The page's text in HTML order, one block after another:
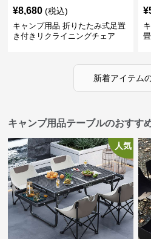
¥8,680 (税込)
キャンプ用品 折りたたみ式足置
き付きリクライニングチェア
¥
新着アイテム
キャンプ用品テーブルのおすす
人気